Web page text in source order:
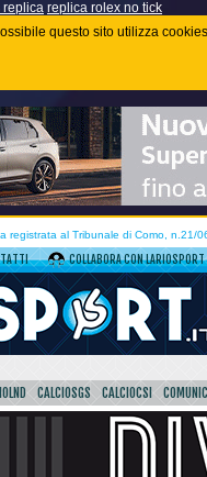
replica replica rolex no tick
questo sito utilizza
registrata al Tribunale di Como, n.21/
COLLABORA CON LARIOSPORT
CALCIOSGS CALCIOCSI